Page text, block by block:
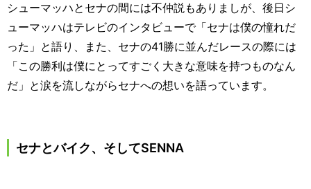
シューマッハとセナの間には不仲説もありましが、後日シ
ューマッハはテレビのインタビューで「セナは僕の憧れだ
った」と語り、また、セナの41勝に並んだレースの際には
「この勝利は僕にとってすごく大きな意味を持つものなん
だ」と涙を流しながらセナへの想いを語っています。
セナとバイク、そしてSENNA